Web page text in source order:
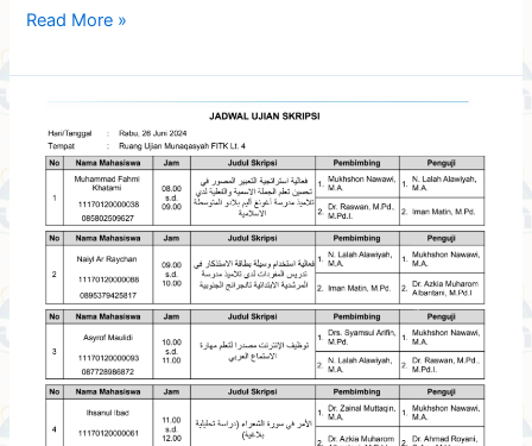
Read More »
Ujian
Skripsi
Rabu,
26